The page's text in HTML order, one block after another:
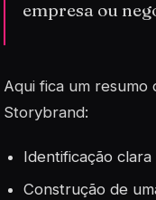
empresa ou
Aqui fica um resumo
Storybrand:
Identificação
Construção de